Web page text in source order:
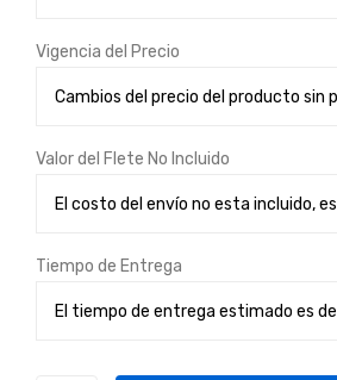
Vigencia del Precio
Valor del Flete No Incluido
Tiempo de Entrega